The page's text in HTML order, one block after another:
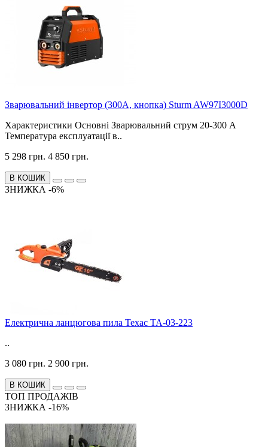
Зварювальний інвертор (300А, кнопка) Sturm AW97I3000D
Характеристики Основні Зварювальний струм 20-300 А
Температура експлуатації в..
5 298 грн. 4 850 грн.
В КОШИК
ЗНИЖКА -6%
Електрична ланцюгова пила Техас ТА-03-223
..
3 080 грн. 2 900 грн.
В КОШИК
ТОП ПРОДАЖІВ
ЗНИЖКА -16%